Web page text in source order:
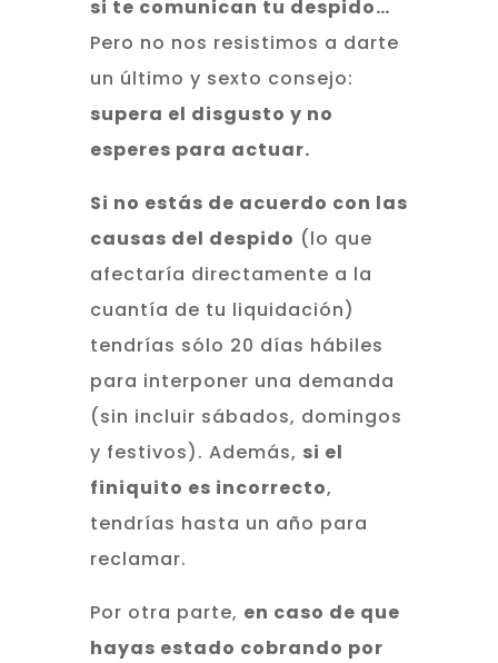
si te comunican tu despido…
Pero no nos resistimos a darte
un último y sexto consejo:
supera el disgusto y no
esperes para actuar.
Si no estás de acuerdo con las
causas del despido (lo que
afectaría directamente a la
cuantía de tu liquidación)
tendrías sólo 20 días hábiles
para interponer una demanda
(sin incluir sábados, domingos
y festivos). Además, si el
finiquito es incorrecto,
tendrías hasta un año para
reclamar.
Por otra parte, en caso de que
hayas estado cobrando por